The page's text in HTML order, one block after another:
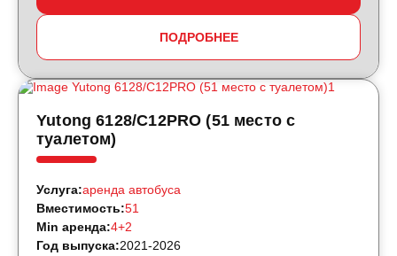
ПОДРОБНЕЕ
Yutong 6128/C12PRO (51 место с
туалетом)
Услуга:аренда автобуса
Вместимость:51
Min аренда:4+2
Год выпуска:2021-2026